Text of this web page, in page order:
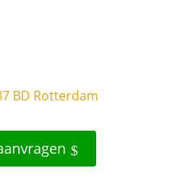
BD Rotterdam